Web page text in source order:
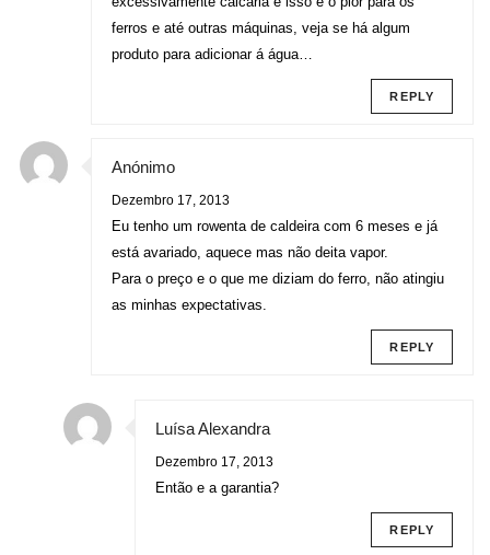
ferros e até outras máquinas, veja se há algum
produto para adicionar á água…
REPLY
Anónimo
Dezembro 17, 2013
Eu tenho um rowenta de caldeira com 6 meses e já
está avariado, aquece mas não deita vapor.
Para o preço e o que me diziam do ferro, não atingiu
as minhas expectativas.
REPLY
Luísa Alexandra
Dezembro 17, 2013
Então e a garantia?
REPLY